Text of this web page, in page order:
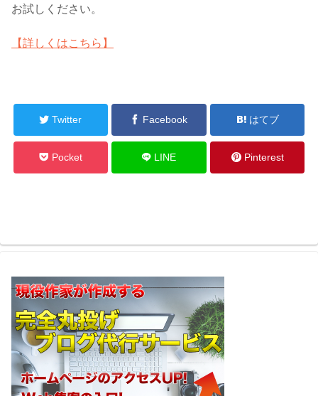
お試しください。
【詳しくはこちら】
Twitter Facebook はてブ
Pocket LINE Pinterest